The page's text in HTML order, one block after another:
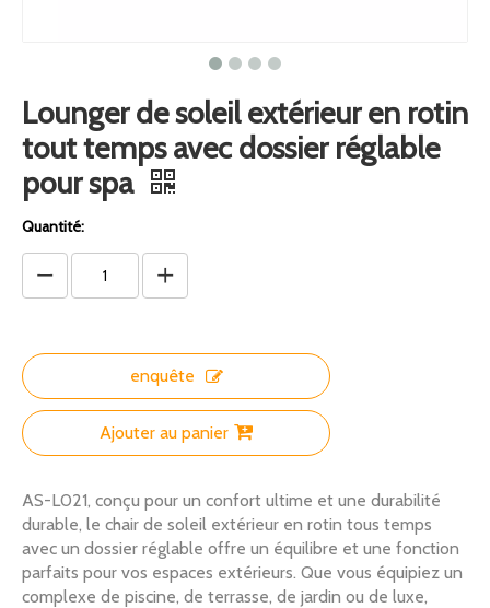
Lounger de soleil extérieur en rotin
tout temps avec dossier réglable
pour spa
Quantité:
enquête
Ajouter au panier
AS-L021, conçu pour un confort ultime et une durabilité
durable, le chair de soleil extérieur en rotin tous temps
avec un dossier réglable offre un équilibre et une fonction
parfaits pour vos espaces extérieurs. Que vous équipiez un
complexe de piscine, de terrasse, de jardin ou de luxe,